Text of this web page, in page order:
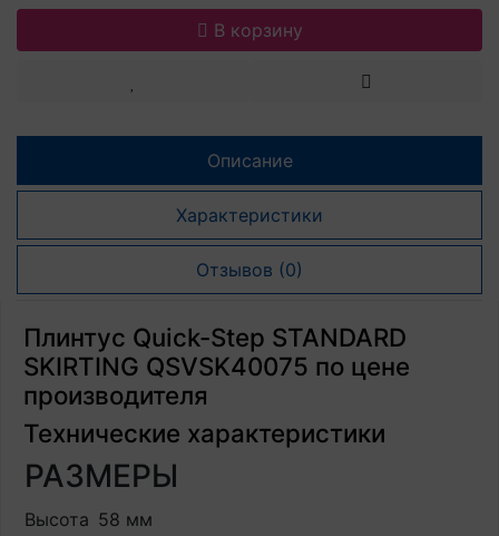
В корзину
Описание
Характеристики
Отзывов (0)
Плинтус Quick-Step STANDARD
SKIRTING QSVSK40075 по цене
производителя
Технические характеристики
РАЗМЕРЫ
Высота 58 мм